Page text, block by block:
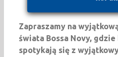
Zapraszamy na
świata Bossa Novy,
spotykają się z